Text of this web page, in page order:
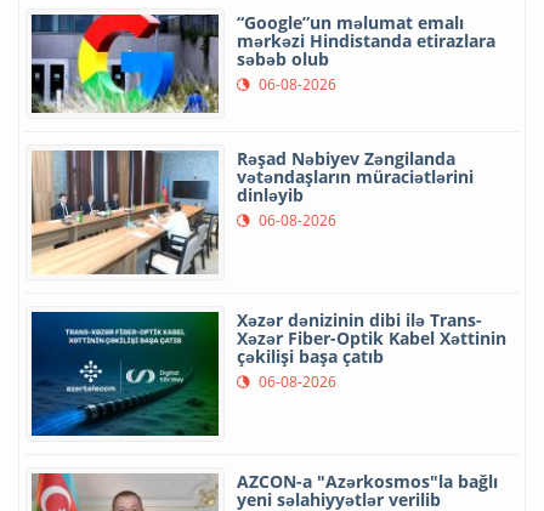
“Google”un məlumat emalı
mərkəzi Hindistanda etirazlara
səbəb olub
06-08-2026
Rəşad Nəbiyev Zəngilanda
vətəndaşların müraciətlərini
dinləyib
06-08-2026
Xəzər dənizinin dibi ilə Trans-
Xəzər Fiber-Optik Kabel Xəttinin
çəkilişi başa çatıb
06-08-2026
AZCON-a "Azərkosmos"la bağlı
yeni səlahiyyətlər verilib